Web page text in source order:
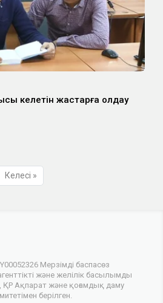
келетін жастарға қолдау
Келесі »
Мерзімді баспасөз
және желілік басылымды
ҚР Ақпарат және қоғамдық даму
берілген.